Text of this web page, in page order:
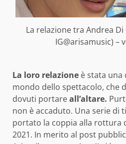
La relazione tra Andrea
IG@arisamusic) –
La loro relazione è stata una
mondo dello spettacolo, che
dovuti portareall’altare.
non è accaduto. Una serie di
portato la coppia alla rottura
2021. In merito al post